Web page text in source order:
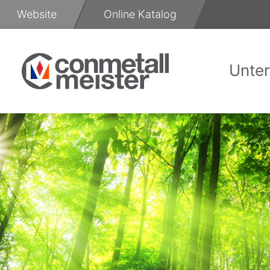
Zum
Website Online Katalog